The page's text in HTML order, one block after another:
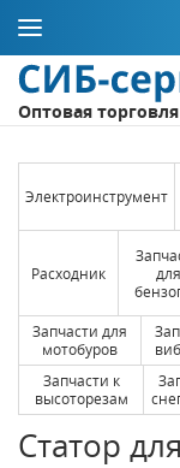
Оптовая торговля
Электроинструмент
Расходник
для
Запчасти для
мотобуров
Запчасти к
высоторезам
Статор